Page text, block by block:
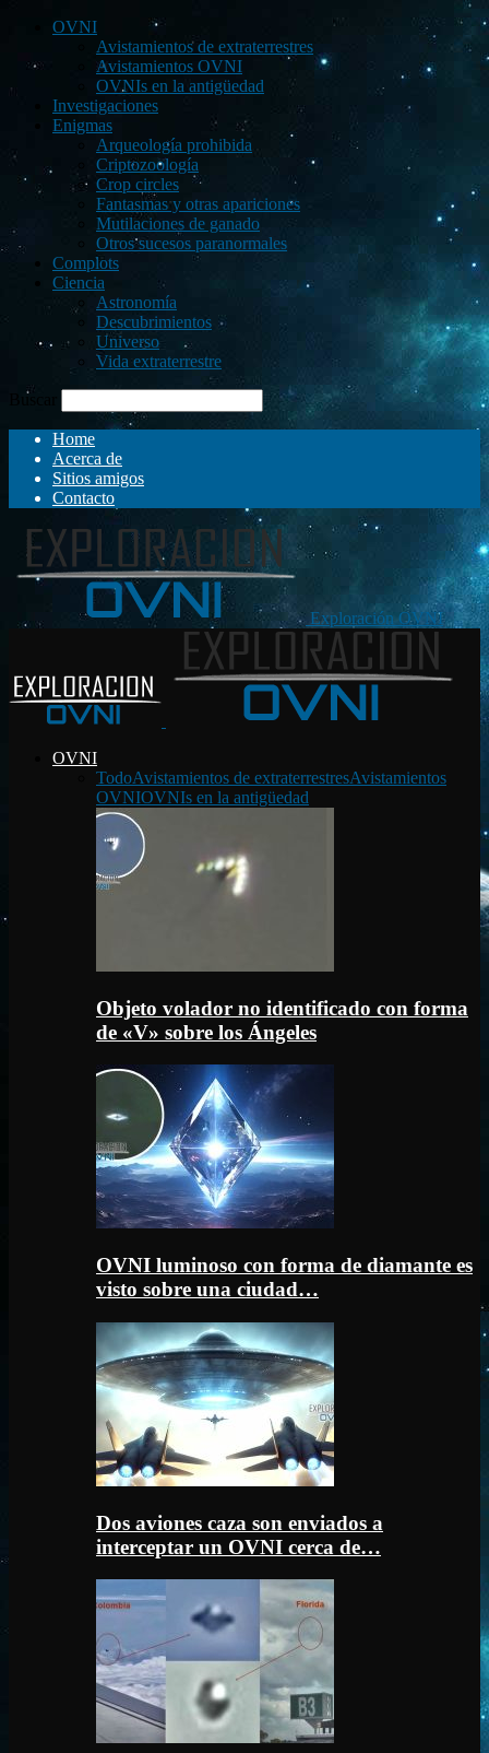
OVNI
Avistamientos de extraterrestres
Avistamientos OVNI
OVNIs en la antigüedad
Investigaciones
Enigmas
Arqueología prohibida
Criptozoología
Crop circles
Fantasmas y otras apariciones
Mutilaciones de ganado
Otros sucesos paranormales
Complots
Ciencia
Astronomía
Descubrimientos
Universo
Vida extraterrestre
Buscar
Home
Acerca de
Sitios amigos
Contacto
Exploración OVNI
OVNI
TodoAvistamientos de extraterrestresAvistamientos
OVNIOVNIs en la antigüedad
Objeto volador no identificado con forma
de «V» sobre los Ángeles
OVNI luminoso con forma de diamante es
visto sobre una ciudad…
Dos aviones caza son enviados a
interceptar un OVNI cerca de…